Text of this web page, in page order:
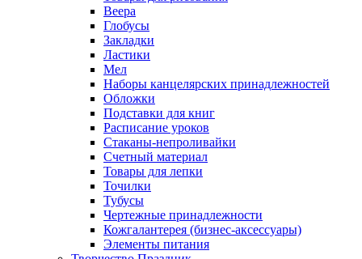
Веера
Глобусы
Закладки
Ластики
Мел
Наборы канцелярских принадлежностей
Обложки
Подставки для книг
Расписание уроков
Стаканы-непроливайки
Счетный материал
Товары для лепки
Точилки
Тубусы
Чертежные принадлежности
Кожгалантерея (бизнес-аксессуары)
Элементы питания